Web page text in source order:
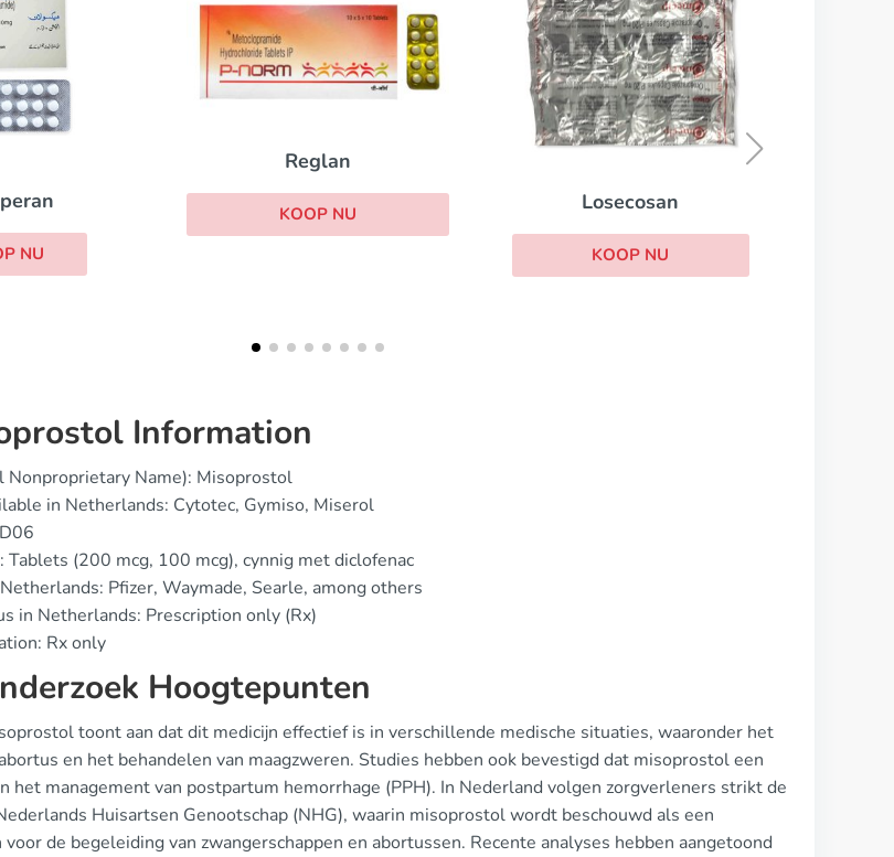
NU Losecosan
Salofalk
Information
Nonproprietary Name): Misoprostol
in Netherlands: Cytotec, Gymiso, Miserol
Tablets (200 mcg, 100 mcg), cynnig met diclofenac
Pfizer, Waymade, Searle, among others
in Netherlands: Prescription only (Rx)
Rx only
Hoogtepunten
toont aan dat dit medicijn effectief is in verschillende medische situaties, waaronder het
en het behandelen van maagzweren. Studies hebben ook bevestigd dat misoprostol een
het management van postpartum hemorrhage (PPH). In Nederland volgen zorgverleners strikt de
Huisartsen Genootschap (NHG), waarin misoprostol wordt beschouwd als een
de begeleiding van zwangerschappen en abortussen. Recente analyses hebben aangetoond